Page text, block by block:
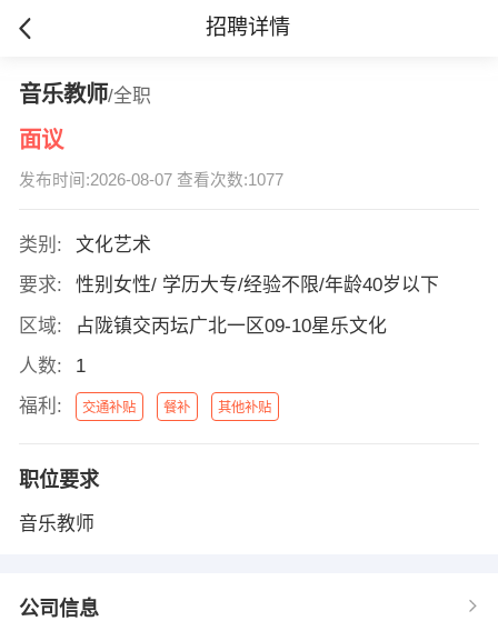
招聘详情
音乐教师/全职
面议
发布时间:2026-08-07 查看次数:1077
类别:
文化艺术
要求:
性别女性/ 学历大专/经验不限/年龄40岁以下
区域:
占陇镇交丙坛广北一区09-10星乐文化
人数:
1
福利:
交通补贴 餐补 其他补贴
职位要求
音乐教师
公司信息